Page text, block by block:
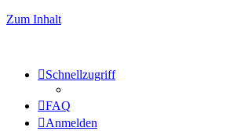
Zum Inhalt
Schnellzugriff
FAQ
Anmelden